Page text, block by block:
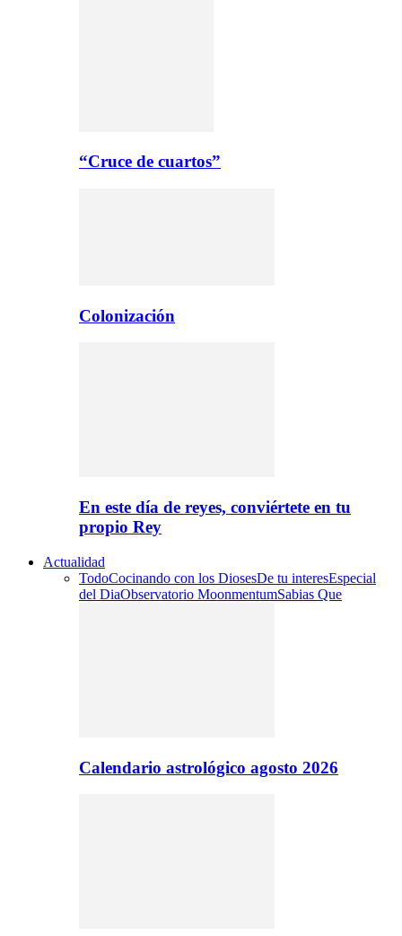
“Cruce de cuartos”
Colonización
En este día de reyes, conviértete en tu
propio Rey
Actualidad
TodoCocinando con los DiosesDe tu interesEspecial
del DiaObservatorio MoonmentumSabias Que
Calendario astrológico agosto 2026